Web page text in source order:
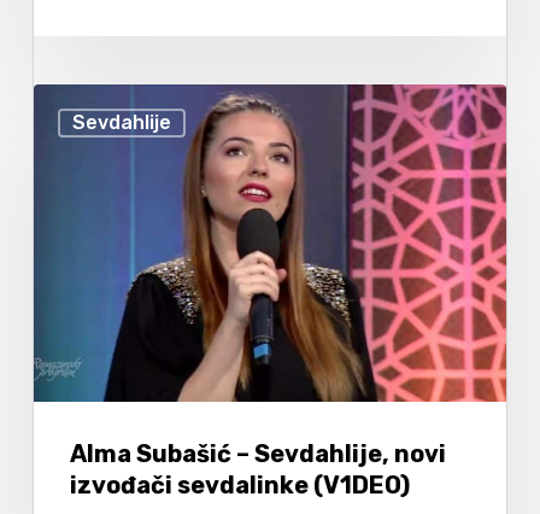
Sevdahlije
Alma Subašić – Sevdahlije, novi
izvođači sevdalinke (V1DEO)